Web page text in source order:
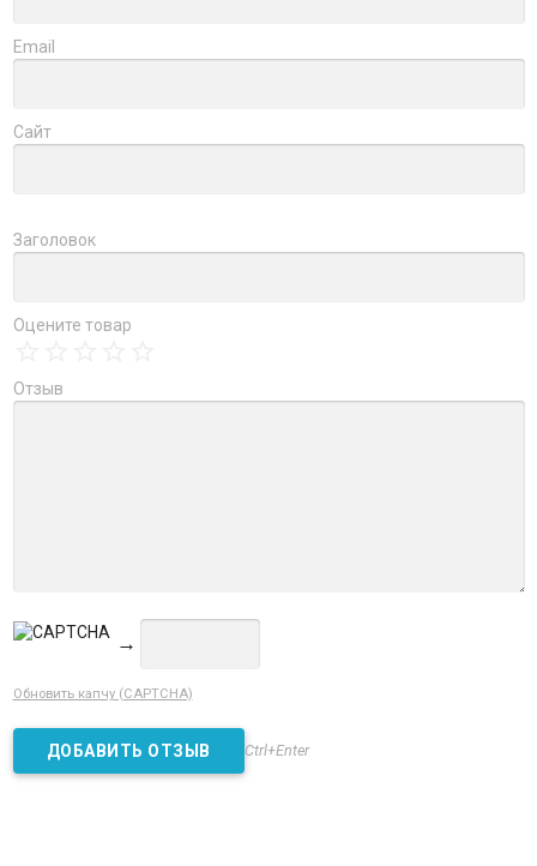
Email
Сайт
Заголовок
Оцените товар
Отзыв
→
Обновить капчу (CAPTCHA)
Ctrl+Enter